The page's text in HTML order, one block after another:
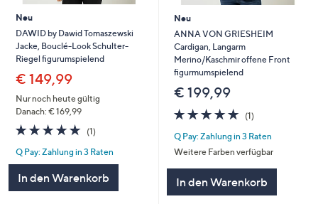
Neu
DAWID by Dawid Tomaszewski
Jacke, Bouclé-Look Schulter-
Riegel figurumspielend
€ 149,99
Nur noch heute gültig
Danach: € 169,99
5.0
von
5
(1)
Q Pay: Zahlung in 3 Raten
In den Warenkorb
Neu
ANNA VON GRIESHEIM
Cardigan, Langarm
Merino/Kaschmir offene Front
figurmumspielend
€ 199,99
5.0
von
5
(1)
Q Pay: Zahlung in 3 Raten
Weitere Farben verfügbar
In den Warenkorb